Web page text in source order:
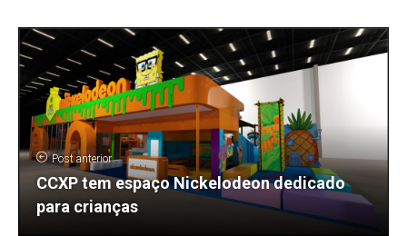
Post anterior
CCXP tem espaço Nickelodeon dedicado
para crianças